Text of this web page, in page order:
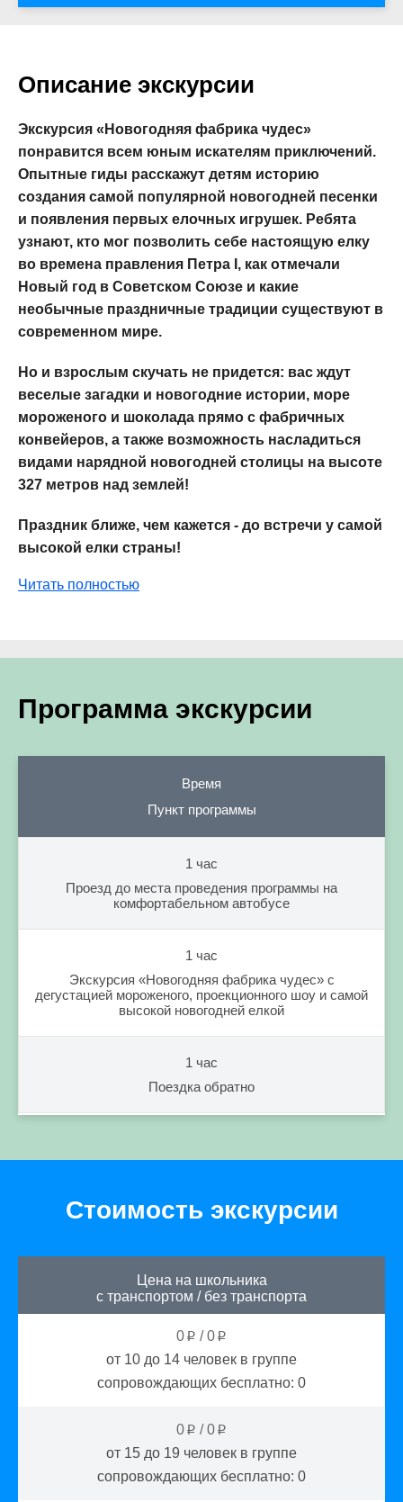
Описание экскурсии
Экскурсия «Новогодняя фабрика чудес»
понравится всем юным искателям приключений.
Опытные гиды расскажут детям историю
создания самой популярной новогодней песенки
и появления первых елочных игрушек. Ребята
узнают, кто мог позволить себе настоящую елку
во времена правления Петра I, как отмечали
Новый год в Советском Союзе и какие
необычные праздничные традиции существуют в
современном мире.
Но и взрослым скучать не придется: вас ждут
веселые загадки и новогодние истории, море
мороженого и шоколада прямо с фабричных
конвейеров, а также возможность насладиться
видами нарядной новогодней столицы на высоте
327 метров над землей!
Праздник ближе, чем кажется - до встречи у самой
высокой елки страны!
Читать полностью
Программа экскурсии
Время
Пункт программы
1 час
Проезд до места проведения программы на
комфортабельном автобусе
1 час
Экскурсия «Новогодняя фабрика чудес» c
дегустацией мороженого, проекционного шоу и самой
высокой новогодней елкой
1 час
Поездка обратно
Стоимость экскурсии
Цена на школьника
с транспортом / без транспорта
0 p /0 p
от 10 до 14 человек в группе
сопровождающих бесплатно: 0
0 p /0 p
от 15 до 19 человек в группе
сопровождающих бесплатно: 0